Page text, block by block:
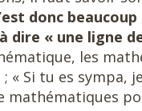
donc
dire « une ligne
les
Si tu es sympa,
mathématiques